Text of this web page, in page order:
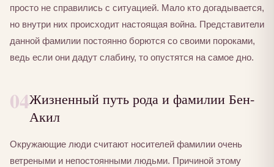
просто не справились с ситуацией. Мало кто догадывается,
но внутри них происходит настоящая война. Представители
данной фамилии постоянно борются со своими пороками,
ведь если они дадут слабину, то опустятся на самое дно.
04Жизненный путь рода и фамилии Бен-
Акил
Окружающие люди считают носителей фамилии очень
ветреными и непостоянными людьми. Причиной этому